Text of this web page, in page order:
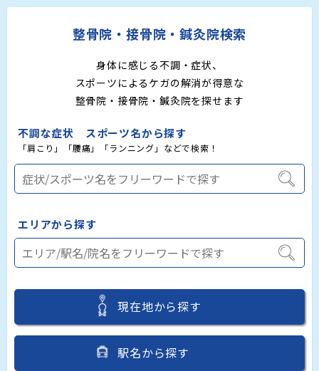
整骨院・接骨院・鍼灸院検索
身体に感じる不調・症状、
スポーツによるケガの解消が得意な
整骨院・接骨院・鍼灸院を探せます
不調な症状 スポーツ名から探す
「肩こり」「腰痛」「ランニング」などで検索！
エリアから探す
現在地から探す
駅名から探す